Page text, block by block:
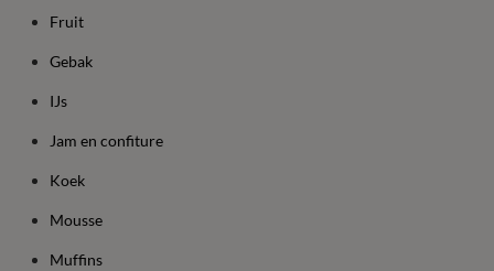
Fruit
Gebak
IJs
Jam en confiture
Koek
Mousse
Muffins